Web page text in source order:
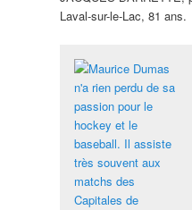
Laval-sur-le-Lac, 81 ans.